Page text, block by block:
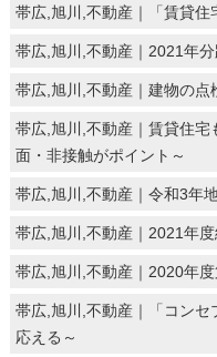
帯広,旭川,不動産｜「賃貸住
帯広,旭川,不動産｜2021年
帯広,旭川,不動産｜建物の点
帯広,旭川,不動産｜賃貸住
面・非接触がポイント～
帯広,旭川,不動産｜令和3年
帯広,旭川,不動産｜2021年
帯広,旭川,不動産｜2020年度
帯広,旭川,不動産｜「コンセ
応える～